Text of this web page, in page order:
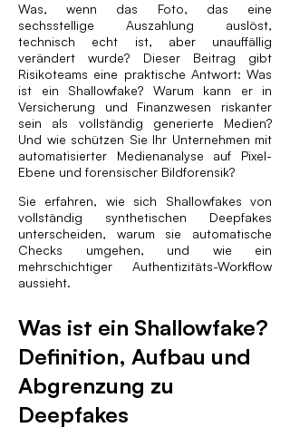
Was, wenn das Foto, das eine
sechsstellige Auszahlung auslöst,
technisch echt ist, aber unauffällig
verändert wurde? Dieser Beitrag gibt
Risikoteams eine praktische Antwort: Was
ist ein Shallowfake? Warum kann er in
Versicherung und Finanzwesen riskanter
sein als vollständig generierte Medien?
Und wie schützen Sie Ihr Unternehmen mit
automatisierter Medienanalyse auf Pixel-
Ebene und forensischer Bildforensik?
Sie erfahren, wie sich Shallowfakes von
vollständig synthetischen Deepfakes
unterscheiden, warum sie automatische
Checks umgehen, und wie ein
mehrschichtiger Authentizitäts-Workflow
aussieht.
Was ist ein Shallowfake?
Definition, Aufbau und
Abgrenzung zu
Deepfakes